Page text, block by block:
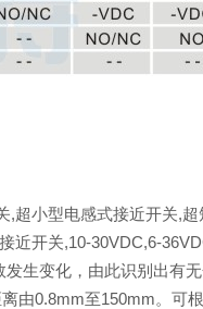
超小型电感式接近开关,
开关,10-30VDC,6-
生变化，由此识别出有
由0.8mm至150mm。可